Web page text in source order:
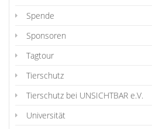
Spende
Sponsoren
Tagtour
Tierschutz
Tierschutz bei UNSICHTBAR e.V.
Universität